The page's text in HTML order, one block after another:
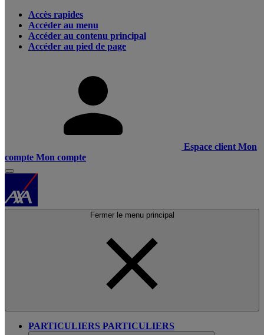
Accès rapides
Accéder au menu
Accéder au contenu principal
Accéder au pied de page
Espace client Mon
compte Mon compte
Fermer le menu principal
PARTICULIERS PARTICULIERS